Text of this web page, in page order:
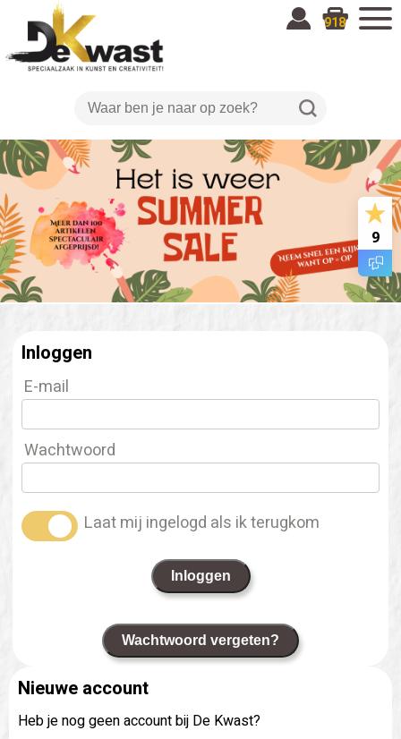
918
9
Inloggen
E-mail
Wachtwoord
Laat mij ingelogd als ik terugkom
Inloggen
Wachtwoord vergeten?
Nieuwe account
Heb je nog geen account bij De Kwast?